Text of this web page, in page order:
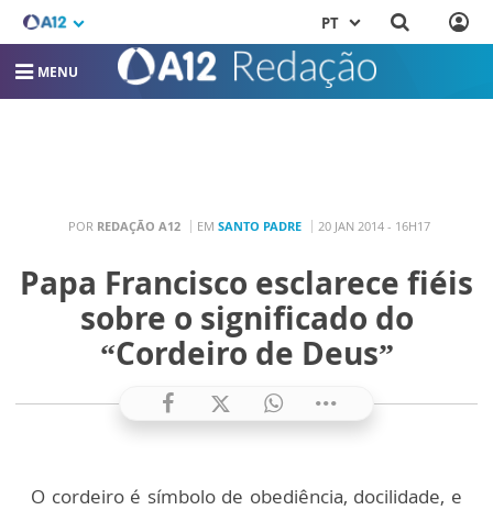
PT
MENU
POR REDAÇÃO A12 EM SANTO PADRE 20 JAN 2014 - 16H17
Papa Francisco esclarece fiéis
sobre o significado do
“Cordeiro de Deus”
O cordeiro é símbolo de obediência, docilidade, e